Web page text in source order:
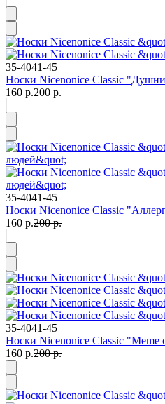
35-4041-45
Носки Nicenonice Classic
160 р.200 р.
35-4041-45
Носки Nicenonice Classic
160 р.200 р.
35-4041-45
Носки Nicenonice Classic "Meme
160 р.200 р.